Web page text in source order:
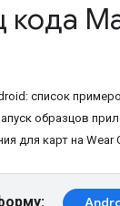
кода
список
образцов
для карт на Wear